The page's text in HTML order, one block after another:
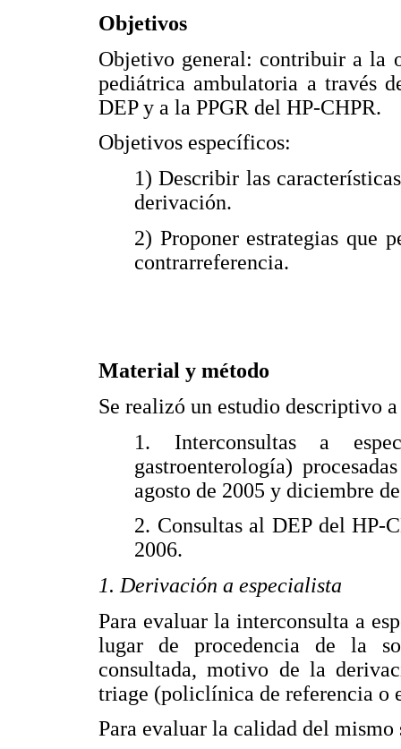
Objetivos
Objetivo general: contribuir a la
pediátrica ambulatoria a través
DEP y a la PPGR del HP-CHPR.
Objetivos específicos:
1) Describir las
derivación.
2) Proponer estrategias que
contrarreferencia.
Material y método
Se realizó un estudio descriptivo
1. Interconsultas a
gastroenterología)
agosto de 2005 y diciembre
2. Consultas al DEP del HP-
2006.
1. Derivación a especialista
Para evaluar la interconsulta a
lugar de procedencia de la
consultada, motivo de la
triage (policlínica de referencia o
Para evaluar la calidad del